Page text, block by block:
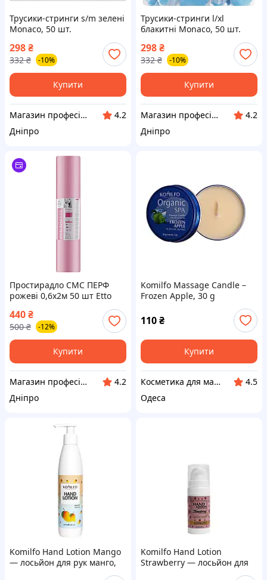
Трусики-стринги s/m зелені
Monaco, 50 шт.
298₴
332 ₴ -10%
Купити
Магазин професійної косметики Beauty-Prof
4.2
Дніпро
Трусики-стринги l/xl
блакитні Monaco, 50 шт.
298₴
332 ₴ -10%
Купити
Магазин професійної косметики Beauty-Prof
4.2
Дніпро
Простирадло СМС ПЕРФ
рожеві 0,6х2м 50 шт Etto
440₴
500 ₴ -12%
Купити
Магазин професійної косметики Beauty-Prof
4.2
Дніпро
Komilfo Massage Candle –
Frozen Apple, 30 g
110₴
Купити
Косметика для манікюру і педикюру
4.5
Одеса
Komilfo Hand Lotion Mango
— лосьйон для рук манго,
Komilfo Hand Lotion
Strawberry — лосьйон для